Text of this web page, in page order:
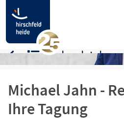
Michael Jahn -
Ihre Tagung
Michael Jahn